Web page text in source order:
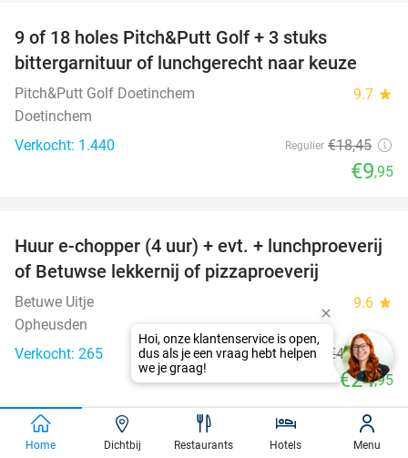
9 of 18 holes Pitch&Putt Golf + 3 stuks
bittergarnituur of lunchgerecht naar keuze
Pitch&Putt Golf Doetinchem 9.7 star
Doetinchem
Verkocht: 1.440
Regulier €18,45
€9,95
44%
Huur e-chopper (4 uur) + evt. + lunchproeverij
of Betuwse lekkernij of pizzaproeverij
Betuwe Uitje 9.6 star
Opheusden
Verkocht: 265
Regulier €44,50
€24,95
favorite_border
Home Dichtbij Restaurants Hotels Menu